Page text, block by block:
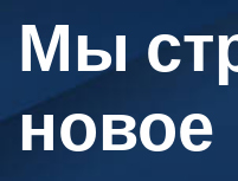
Мы
новое